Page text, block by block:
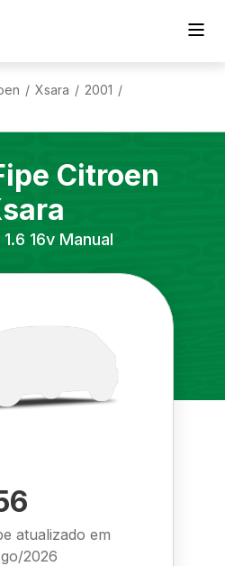
/ Xsara / 2001 /
Citroen
1.6 16v Manual
atualizado em
2026